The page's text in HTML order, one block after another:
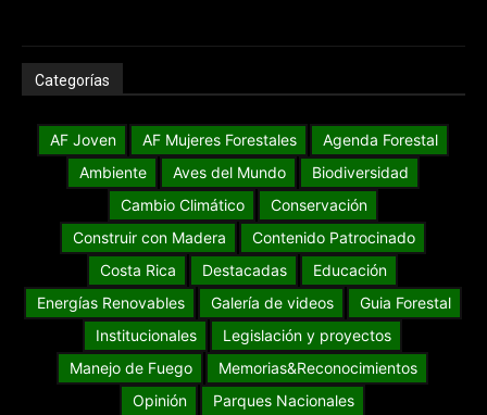
Categorías
AF Joven AF Mujeres Forestales
Agenda Forestal
Ambiente
Aves del Mundo
Biodiversidad
Cambio Climático
Conservación
Construir con Madera
Contenido Patrocinado
Costa Rica
Destacadas
Educación
Energías Renovables
Galería de videos
Guia Forestal
Institucionales
Legislación y proyectos
Manejo de Fuego
Memorias&Reconocimientos
Opinión
Parques Nacionales